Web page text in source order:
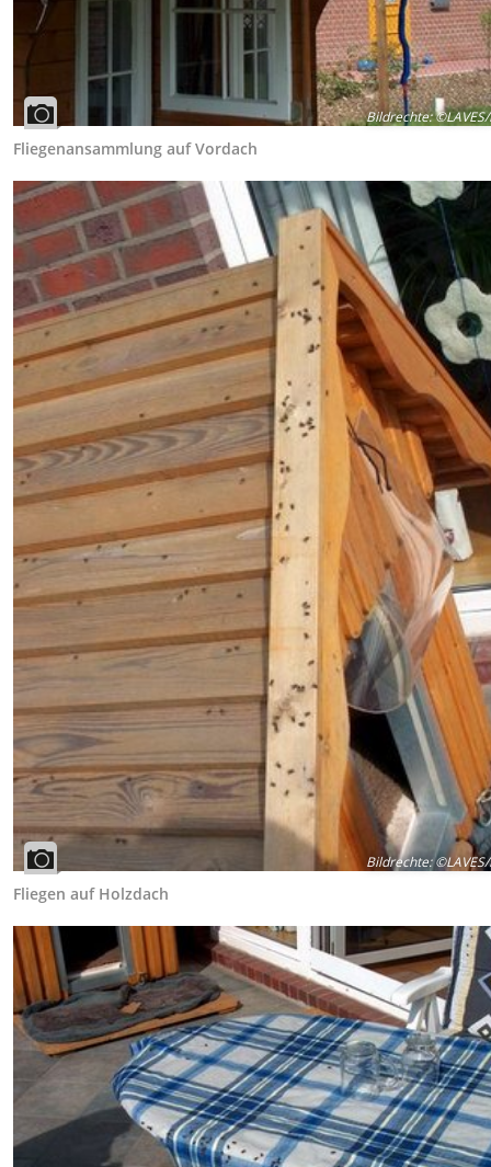
Bildrechte:©LAVES/
Fliegenansammlung auf Vordach
Bildrechte:©LAVES/
Fliegen auf Holzdach